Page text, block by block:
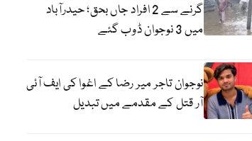
گرنے سے 2 افراد جاں بحق؛ حیدرآباد
میں 3 نوجوان ڈوب گئے
نوجوان تاجر میر رضا کے اغوا کی ایف آئی
آر قتل کے مقدمے میں تبدیل